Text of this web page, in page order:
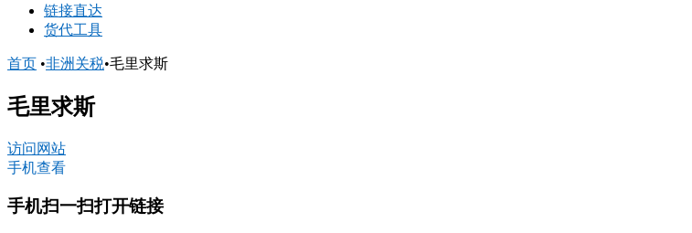
链接直达
货代工具
首页 •非洲关税•毛里求斯
毛里求斯
访问网站
手机查看
手机扫一扫打开链接